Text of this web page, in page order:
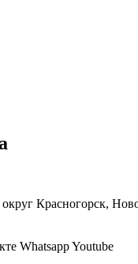
округ Красногорск,
WhatsappYoutube